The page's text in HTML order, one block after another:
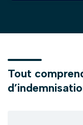
Tout